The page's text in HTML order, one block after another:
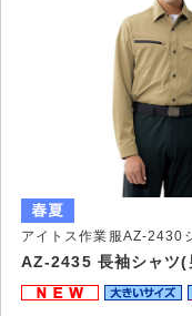
AZ-2435 長袖シャツ(